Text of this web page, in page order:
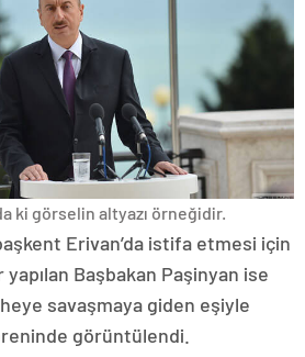
ki görselin altyazı örneğidir.
Erivan’da istifa etmesi için
Başbakan Paşinyan ise
savaşmaya giden eşiyle
görüntülendi.